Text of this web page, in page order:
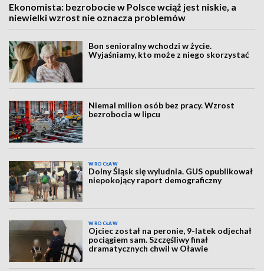
Ekonomista: bezrobocie w Polsce wciąż jest niskie, a
niewielki wzrost nie oznacza problemów
Bon senioralny wchodzi w życie.
Wyjaśniamy, kto może z niego skorzystać
Niemal milion osób bez pracy. Wzrost
bezrobocia w lipcu
WROCŁAW
Dolny Śląsk się wyludnia. GUS opublikował
niepokojący raport demograficzny
WROCŁAW
Ojciec został na peronie, 9-latek odjechał
pociągiem sam. Szczęśliwy finał
dramatycznych chwil w Oławie